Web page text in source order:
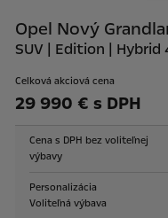
Opel Nový
SUV | Edition |
Celková akciová cena
29 990 € s DPH
Cena s DPH bez voliteľnej
výbavy
Personalizácia
Voliteľná výbava